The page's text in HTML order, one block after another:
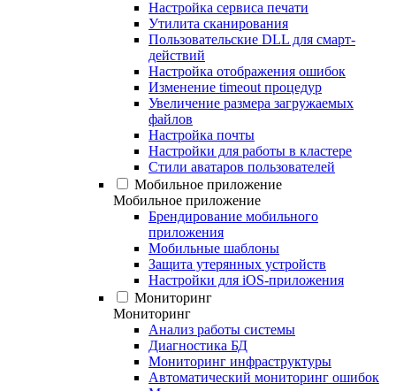
Настройка сервиса печати
Утилита сканирования
Пользовательские DLL для смарт-
действий
Настройка отображения ошибок
Изменение timeout процедур
Увеличение размера загружаемых
файлов
Настройка почты
Настройки для работы в кластере
Стили аватаров пользователей
Мобильное приложение
Мобильное приложение
Брендирование мобильного
приложения
Мобильные шаблоны
Защита утерянных устройств
Настройки для iOS-приложения
Мониторинг
Мониторинг
Анализ работы системы
Диагностика БД
Мониторинг инфраструктуры
Автоматический мониторинг ошибок